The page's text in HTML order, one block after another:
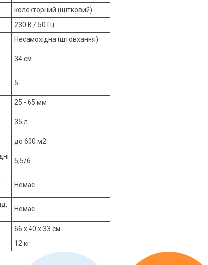
колекторний (щітковий)
230 В / 50 Гц
Несамохідна (штовхання)
34 см
5
25 - 65 мм
35 л
до 600 м2
5,5/6
Немає
Немає
66 х 40 х 33 см
12 кг